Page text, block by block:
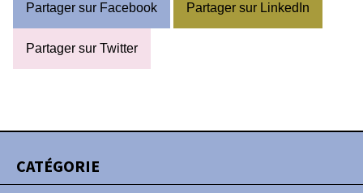
CATÉGORIE
Partager sur Facebook Partager sur LinkedIn
Partager sur Twitter